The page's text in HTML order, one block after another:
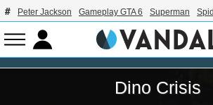
Peter Jackson Gameplay GTA 6 Superman
Dino Crisis